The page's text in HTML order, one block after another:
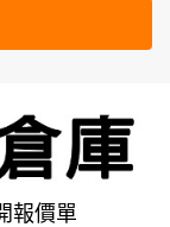
報價單